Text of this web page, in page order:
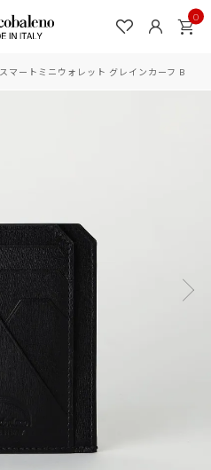
0
スマートミニウォレット グレインカーフ BLACK